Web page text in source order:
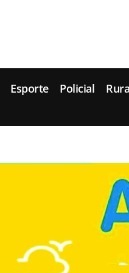
Esporte Policial